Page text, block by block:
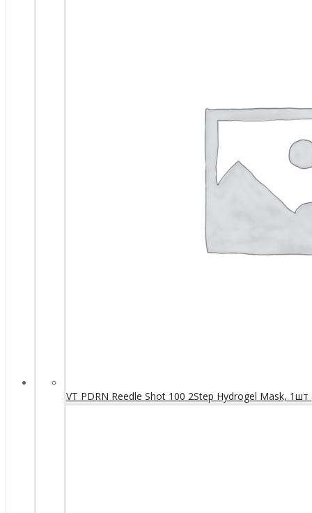
VT PDRN Reedle Shot 100 2Step Hydrogel Mask,